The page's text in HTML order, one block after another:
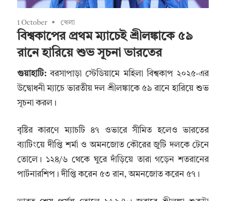
1 October খেলা
বিশ্বকাপের প্রথম ম্যাচেই শ্রীলঙ্কাকে ৫৯
রানে হারিয়ে শুভ সূচনা ভারতের
গুয়াহাটি: বরসাপাড়া স্টেডিয়ামে মহিলা বিশ্বকাপ ২০২৫-এর
উদ্বোধনী ম্যাচে ভারতীয় দল শ্রীলঙ্কাকে ৫৯ রানে হারিয়ে শুভ
সূচনা করল।
বৃষ্টির কারণে ম্যাচটি ৪৭ ওভারে সীমিত হলেও ভারতের
ব্যাটিংয়ে দীপ্তি শর্মা ও অমনজোত কৌরের জুটি দলকে টেনে
তোলে। ১২৪/৬ থেকে ঘুরে দাঁড়িয়ে তারা গড়েন শতরানের
পার্টনারশিপ। দীপ্তি করেন ৫৩ রান, অমনজোত করেন ৫৭।